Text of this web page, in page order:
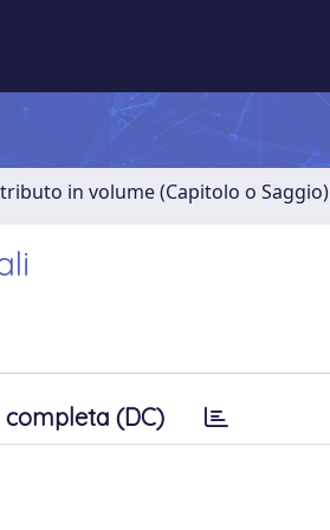
in volume (Capitolo o Saggio)
completa (DC)